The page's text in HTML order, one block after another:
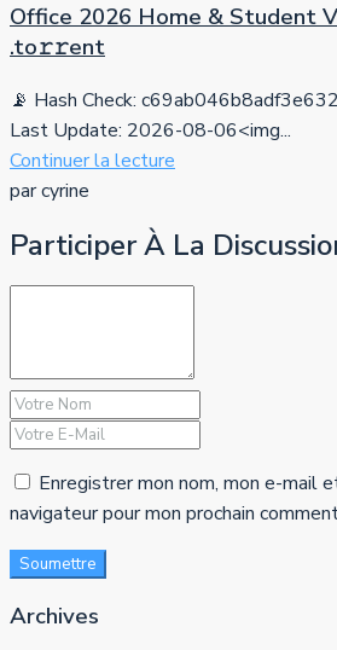
Office 2026 Home & Student
.tо𝚛𝚛еnt
📡 Hash Check:
Last Update: 2026-08-06<img...
Continuer la lecture
par cyrine
Participer À La
Enregistrer mon nom, mon e-mail
navigateur pour mon prochain
Soumettre
Archives